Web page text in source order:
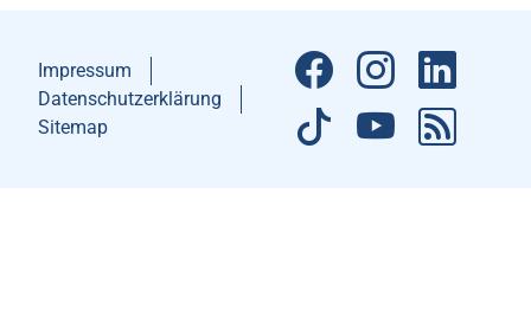
Impressum
Datenschutzerklärung
Sitemap